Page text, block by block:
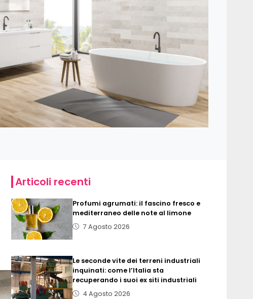
Articoli recenti
Profumi agrumati: il fascino fresco e
mediterraneo delle note al limone
7 Agosto 2026
Le seconde vite dei terreni industriali
inquinati: come l’Italia sta
recuperando i suoi ex siti industriali
4 Agosto 2026